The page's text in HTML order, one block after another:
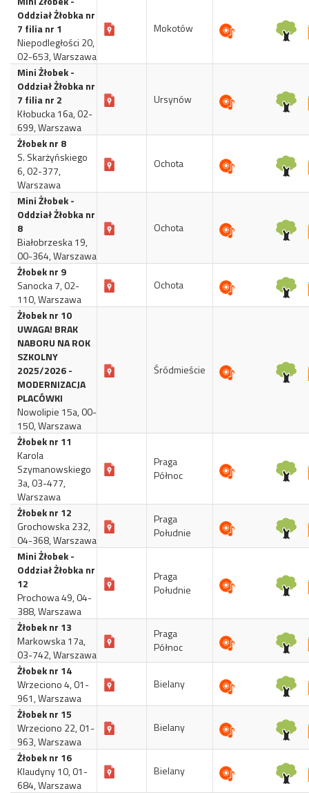
Oddział Żłobka nr
7 filia nr 1
Niepodległości 20,
02-653, Warszawa
Mokotów
Mini Żłobek -
Oddział Żłobka nr
7 filia nr 2
Kłobucka 16a, 02-
699, Warszawa
Ursynów
Żłobek nr 8
S. Skarżyńskiego
6, 02-377,
Warszawa
Ochota
Mini Żłobek -
Oddział Żłobka nr
8
Białobrzeska 19,
00-364, Warszawa
Ochota
Żłobek nr 9
Sanocka 7, 02-
110, Warszawa
Ochota
Żłobek nr 10
UWAGA! BRAK
NABORU NA ROK
SZKOLNY
2025/2026 -
MODERNIZACJA
PLACÓWKI
Nowolipie 15a, 00-
150, Warszawa
Śródmieście
Żłobek nr 11
Karola
Szymanowskiego
3a, 03-477,
Warszawa
Praga
Północ
Żłobek nr 12
Grochowska 232,
04-368, Warszawa
Praga
Południe
Mini Żłobek -
Oddział Żłobka nr
12
Prochowa 49, 04-
388, Warszawa
Praga
Południe
Żłobek nr 13
Markowska 17a,
03-742, Warszawa
Praga
Północ
Żłobek nr 14
Wrzeciono 4, 01-
961, Warszawa
Bielany
Żłobek nr 15
Wrzeciono 22, 01-
963, Warszawa
Bielany
Żłobek nr 16
Klaudyny 10, 01-
684, Warszawa
Bielany